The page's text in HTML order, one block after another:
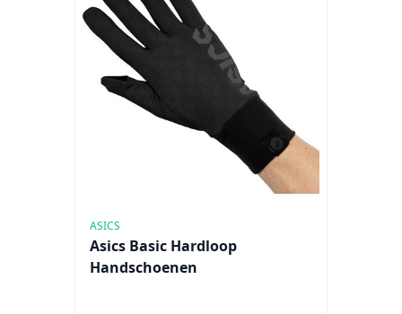
ASICS
Asics Basic Hardloop
Handschoenen